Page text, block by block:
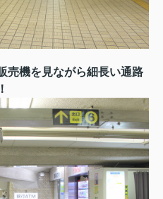
売機を見ながら細長い通路